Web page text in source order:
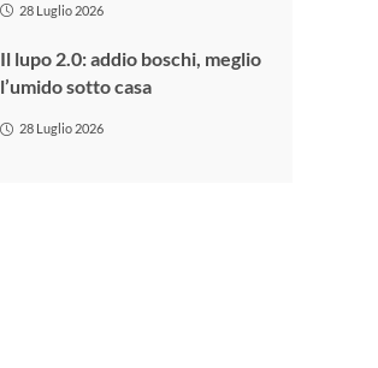
28 Luglio 2026
Il lupo 2.0: addio boschi, meglio
l’umido sotto casa
28 Luglio 2026